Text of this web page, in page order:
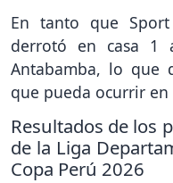
En tanto que
derrotó en casa 1
Antabamba, lo que
que pueda ocurrir
Resultados de los
de la Liga
Copa Perú 2026